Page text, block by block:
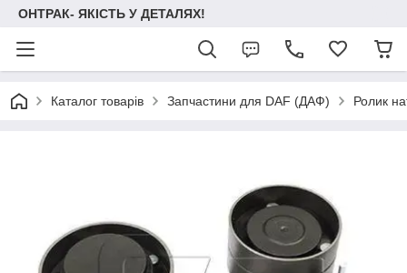
ОНТРАК- ЯКІСТЬ У ДЕТАЛЯХ!
Каталог товарів Запчастини для DAF (ДАФ) Ролик